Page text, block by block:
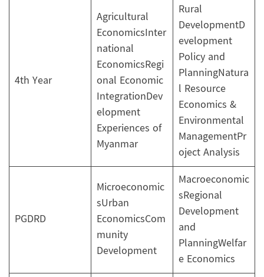
4th Year
Agricultural
EconomicsInter
national
EconomicsRegi
onal Economic
IntegrationDev
elopment
Experiences of
Myanmar
Rural
DevelopmentD
evelopment
Policy and
PlanningNatura
l Resource
Economics &
Environmental
ManagementPr
oject Analysis
PGDRD
Microeconomic
sUrban
EconomicsCom
munity
Development
Macroeconomic
sRegional
Development
and
PlanningWelfar
e Economics